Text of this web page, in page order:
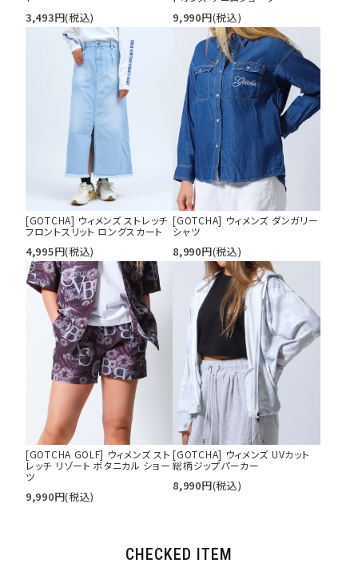
3,493円(税込) 9,990円(税込)
[GOTCHA] ウィメンズ ストレッチ
フロントスリット ロングスカート
4,995円(税込)
[GOTCHA] ウィメンズ ダンガリー
シャツ
8,990円(税込)
[GOTCHA GOLF] ウィメンズ スト
レッチ リゾート ボタニカル ショー
ツ
9,990円(税込)
[GOTCHA] ウィメンズ UVカット
総柄ジップパーカー
8,990円(税込)
CHECKED ITEM